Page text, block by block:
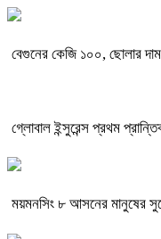
বেগুনের কেজি ১০০, ছোলার
গ্লোবাল ইন্সুরেন্স প্রথম
ময়মনসিং ৮ আসনের মানুষের